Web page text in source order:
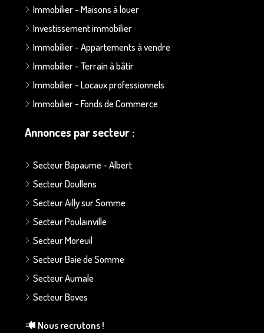
Immobilier - Maisons à louer
Investissement immobilier
Immobilier - Appartements à vendre
Immobilier - Terrain à bâtir
Immobilier - Locaux professionnels
Immobilier - Fonds de Commerce
Annonces par secteur :
Secteur Bapaume - Albert
Secteur Doullens
Secteur Ailly sur Somme
Secteur Poulainville
Secteur Moreuil
Secteur Baie de Somme
Secteur Aumale
Secteur Boves
Nous recrutons !